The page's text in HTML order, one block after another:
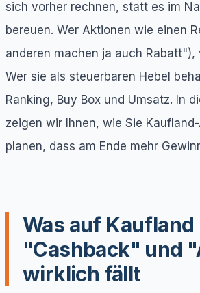
sich vorher rechnen, statt es im
bereuen. Wer Aktionen wie einen
anderen machen ja auch Rabatt"),
Wer sie als steuerbaren Hebel
Ranking, Buy Box und Umsatz. In
zeigen wir Ihnen, wie Sie
planen, dass am Ende mehr
Was auf
"Cashback" und
wirklich fällt